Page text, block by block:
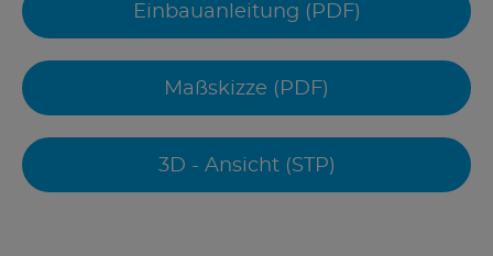
Einbauanleitung (PDF)
Maßskizze (PDF)
3D - Ansicht (STP)